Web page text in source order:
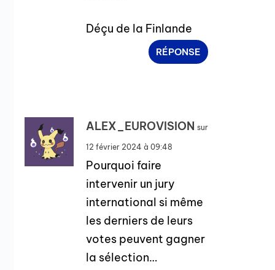
Déçu de la Finlande
RÉPONSE
ALEX_EUROVISION sur
12 février 2024 à 09:48
Pourquoi faire
intervenir un jury
international si même
les derniers de leurs
votes peuvent gagner
la sélection…